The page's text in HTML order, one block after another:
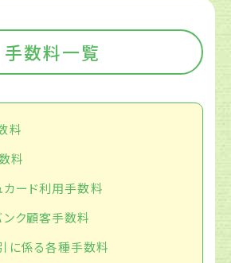
手数料一覧
料
料
カード利用手数料
ンク顧客手数料
に係る各種手数料